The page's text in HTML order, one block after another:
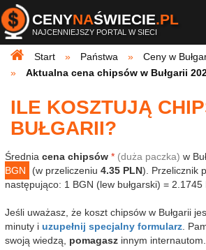
CENYNAŚWIECIE.PL
NAJCENNIEJSZY PORTAL W SIECI
Start
Państwa
Ceny w
Aktualna cena chipsów w Bułgarii
ILE KOSZTUJĄ
BUŁGARII?
Średnia cena chipsów * (duża paczka) w
BGN
(w przeliczeniu 4.35 PLN). Przelicznik
następująco: 1 BGN (lew bułgarski) = 2.1745
Jeśli uważasz, że koszt chipsów w Bułgarii
minuty i uzupełnij specjalny formularz .
swoją wiedzą, pomagasz innym internautom.